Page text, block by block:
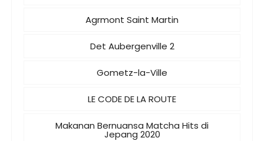
Agrmont Saint Martin
Det Aubergenville 2
Gometz-la-Ville
LE CODE DE LA ROUTE
Makanan Bernuansa Matcha Hits di
Jepang 2020